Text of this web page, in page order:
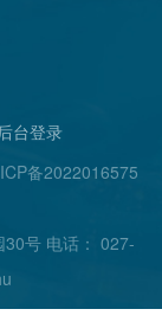
台登录
备2022016575
号 电话： 027-